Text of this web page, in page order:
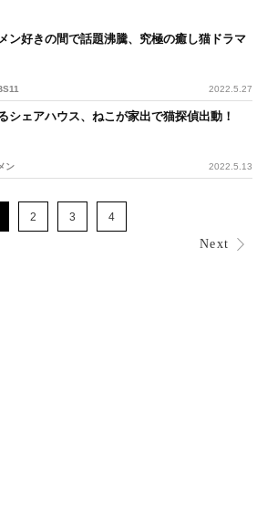
ン好きの間で話題沸騰、究極の癒し猫ドラマ
2022.5.27
シェアハウス、ねこが家出で猫探偵出動！
ン 2022.5.13
2 3 4
Next